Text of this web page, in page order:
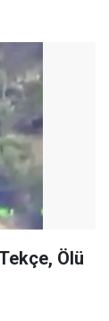
Ölü